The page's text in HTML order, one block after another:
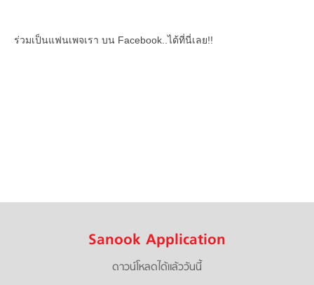
ร่วมเป็นแฟนเพจเรา บน Facebook..ได้ที่นี่เลย!!
Sanook Application
ดาวน์โหลดได้แล้ววันนี้